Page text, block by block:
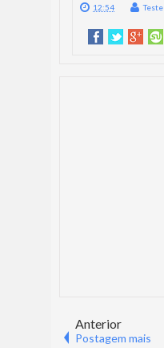
12:54 Teste
Anterior
Postagem mais